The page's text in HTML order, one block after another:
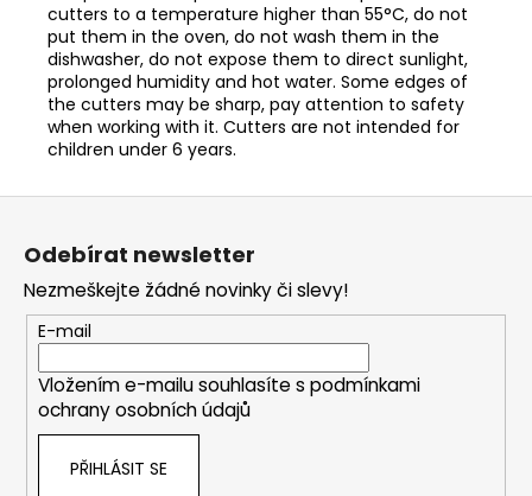
cutters to a temperature higher than 55°C, do not
put them in the oven, do not wash them in the
dishwasher, do not expose them to direct sunlight,
prolonged humidity and hot water. Some edges of
the cutters may be sharp, pay attention to safety
when working with it. Cutters are not intended for
children under 6 years.
Z
Odebírat newsletter
Nezmeškejte žádné novinky či slevy!
E-mail
Vložením e-mailu souhlasíte s podmínkami
ochrany osobních údajů
PŘIHLÁSIT SE